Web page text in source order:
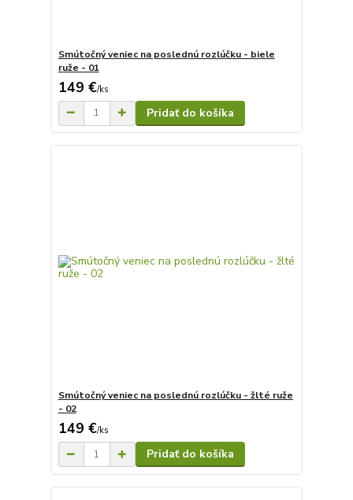
Smútočný veniec na poslednú rozlúčku - biele
ruže - 01
149 €/ks
Pridať do košíka
Smútočný veniec na poslednú rozlúčku - žlté ruže
- 02
149 €/ks
Pridať do košíka